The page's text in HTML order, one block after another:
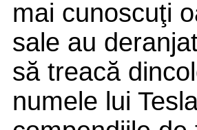
mai cunoscuţi
sale au
să treacă
numele lui